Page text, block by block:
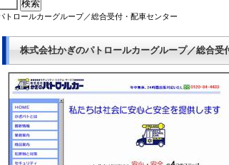
トロールカーグループ／総合受付・配車センター
株式会社かぎのパトロールカーグループ／総合受